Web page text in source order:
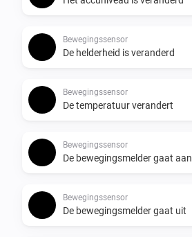
Bewegingssensor
De helderheid is veranderd
Bewegingssensor
De temperatuur verandert
Bewegingssensor
De bewegingsmelder gaat aan
Bewegingssensor
De bewegingsmelder gaat uit